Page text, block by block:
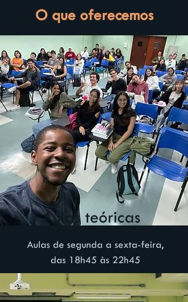
O que oferecemos
Aulas teóricas
​​Aulas de segunda a sexta-feira,
das 18h45 às 22h45